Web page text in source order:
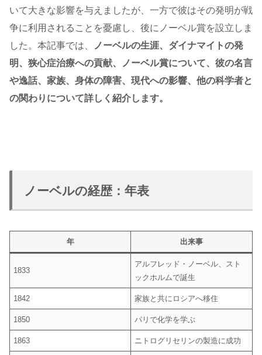
いて大きな影響を与えましたが、一方で彼はその発明が戦
争に利用されることを憂慮し、後にノーベル賞を設立しま
した。本記事では、
ノーベルの生涯、ダイナマイトの発
明、狭心症治療への貢献、ノーベル賞について、彼の名言
や逸話、家族、身体の障害、現代への影響、他の科学者と
の関わりについて詳しく紹介します。
ノーベルの経歴：年表
年 出来事
1833
アルフレッド・ノーベル、スト
ックホルムで誕生
1842 家族と共にロシアへ移住
1850 パリで化学を学ぶ
1863 ニトログリセリンの製造に成功